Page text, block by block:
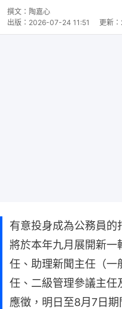
撰文： 陶嘉心
出版： 2026-07-24 11:51 更新：
有意投身成為公務員的
將於本年九月展開新一
任、助理新聞主任（一
任、二級管理參議主任
應徵，明日至8月7日